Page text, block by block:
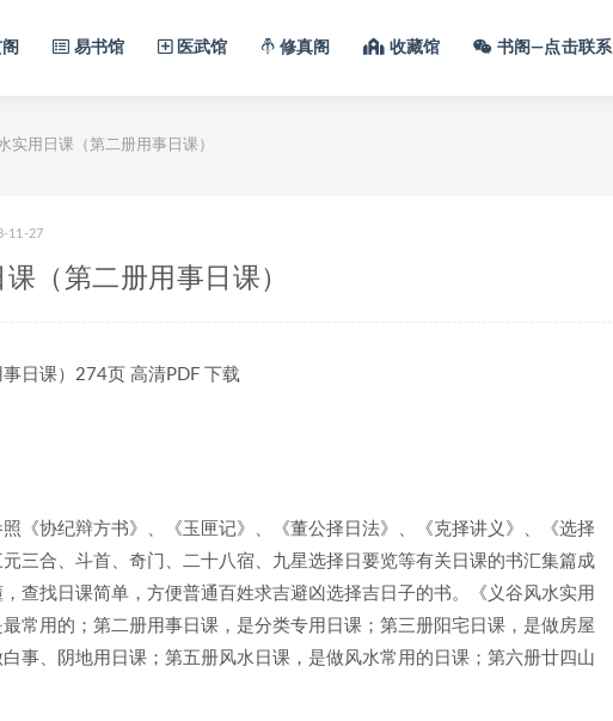
易书馆 医武馆 修真阁 收藏馆 书阁—点击联系
实用日课（第二册用事日课）
11-27
（第二册用事日课）
日课）274页 高清PDF 下载
《协纪辩方书》、《玉匣记》、《董公择日法》、《克择讲义》、《选择
三合、斗首、奇门、二十八宿、九星选择日要览等有关日课的书汇集篇成
查找日课简单，方便普通百姓求吉避凶选择吉日子的书。《义谷风水实用
常用的；第二册用事日课，是分类专用日课；第三册阳宅日课，是做房屋
事、阴地用日课；第五册风水日课，是做风水常用的日课；第六册廿四山